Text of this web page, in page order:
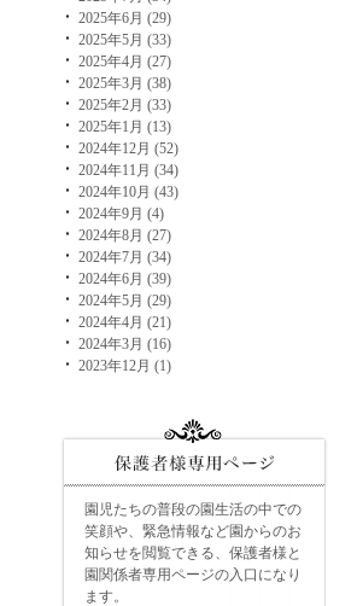
2025年6月 (29)
2025年5月 (33)
2025年4月 (27)
2025年3月 (38)
2025年2月 (33)
2025年1月 (13)
2024年12月 (52)
2024年11月 (34)
2024年10月 (43)
2024年9月 (4)
2024年8月 (27)
2024年7月 (34)
2024年6月 (39)
2024年5月 (29)
2024年4月 (21)
2024年3月 (16)
2023年12月 (1)
園児たちの普段の園生活の中での
笑顔や、緊急情報など園からのお
知らせを閲覧できる、保護者様と
園関係者専用ページの入口になり
ます。